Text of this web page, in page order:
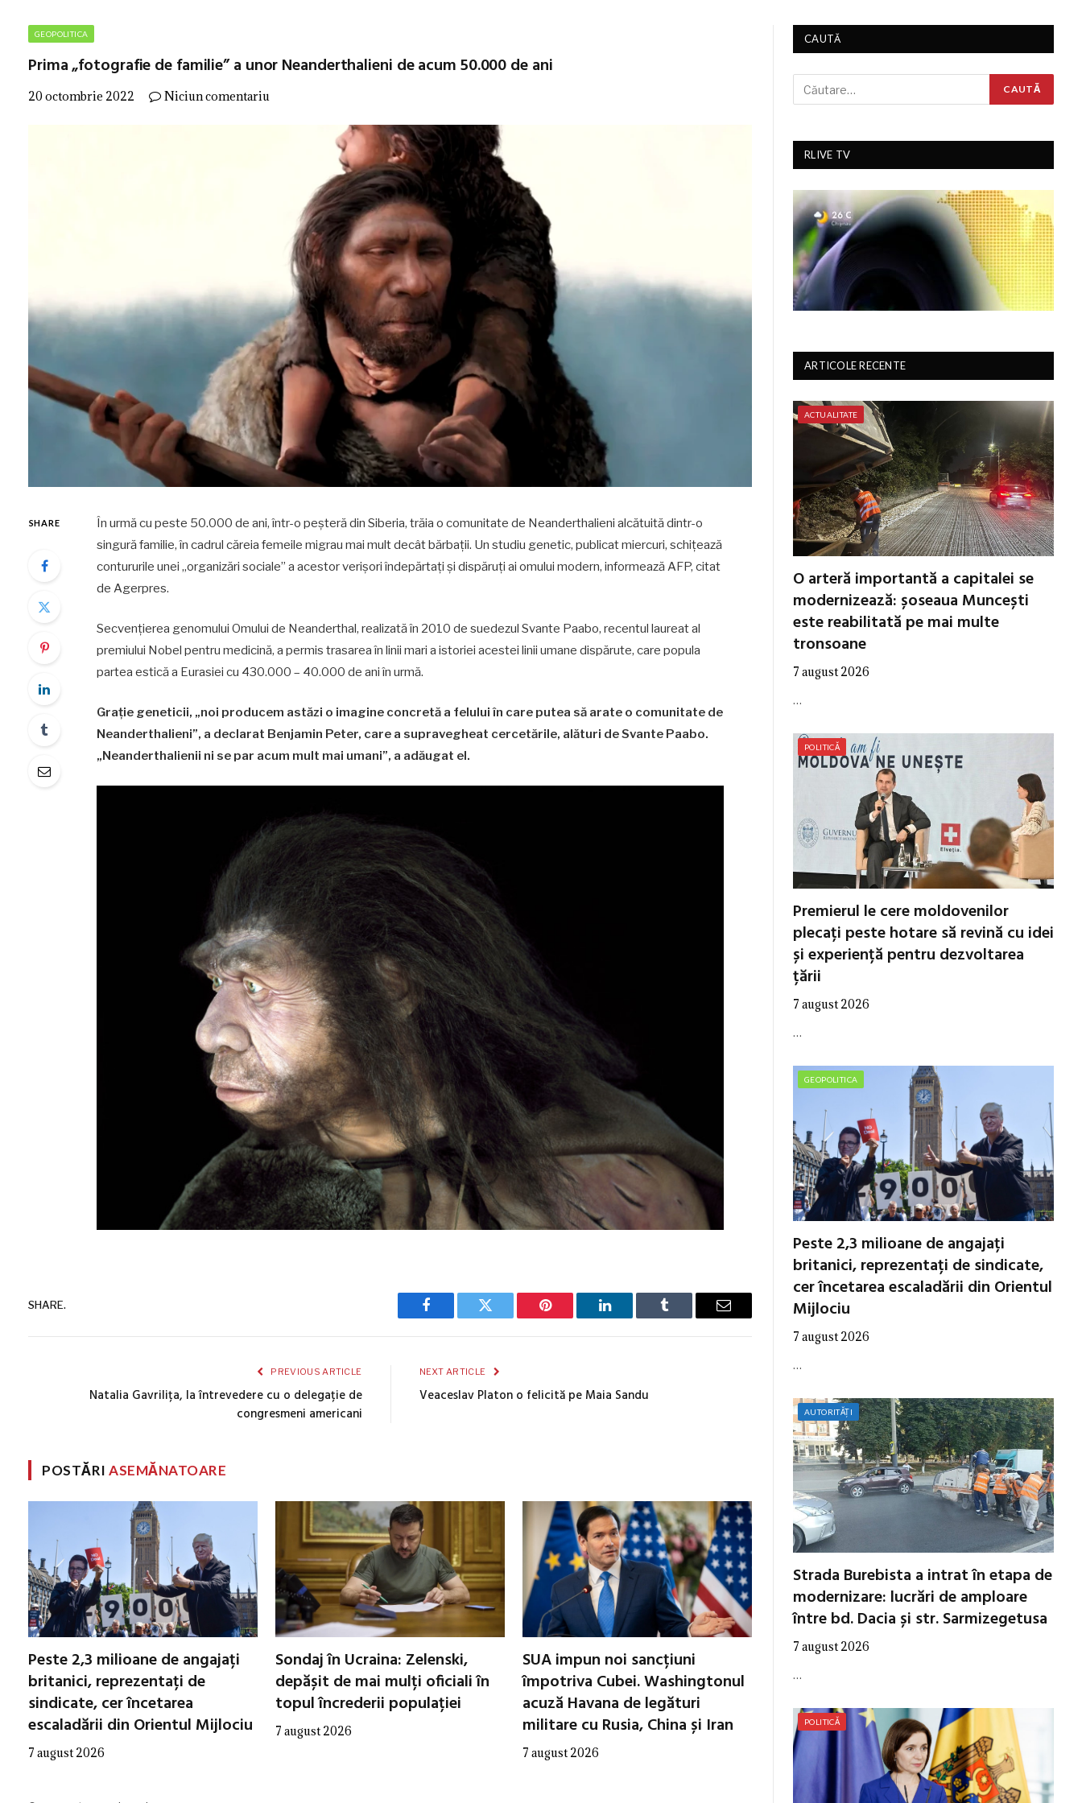
GEOPOLITICA
Prima „fotografie de familie” a unor Neanderthalieni de acum 50.000 de ani
20 octombrie 2022 Niciun comentariu
SHARE
În urmă cu peste 50.000 de ani, într-o peșteră din Siberia, trăia o comunitate de Neanderthalieni alcătuită dintr-o
singură familie, în cadrul căreia femeile migrau mai mult decât bărbații. Un studiu genetic, publicat miercuri, schițează
contururile unei „organizări sociale” a acestor verișori îndepărtați și dispăruți ai omului modern, informează AFP, citat
de Agerpres.
Secvențierea genomului Omului de Neanderthal, realizată în 2010 de suedezul Svante Paabo, recentul laureat al
premiului Nobel pentru medicină, a permis trasarea în linii mari a istoriei acestei linii umane dispărute, care popula
partea estică a Eurasiei cu 430.000 – 40.000 de ani în urmă.
Grație geneticii, „noi producem astăzi o imagine concretă a felului în care putea să arate o comunitate de
Neanderthalieni”, a declarat Benjamin Peter, care a supravegheat cercetările, alături de Svante Paabo.
„Neanderthalienii ni se par acum mult mai umani”, a adăugat el.
SHARE.
Facebook Twitter Pinterest LinkedIn Tumblr Email
PREVIOUS ARTICLE
Natalia Gavrilița, la întrevedere cu o delegație de
congresmeni americani
NEXT ARTICLE
Veaceslav Platon o felicită pe Maia Sandu
POSTĂRIASEMĂNATOARE
Peste 2,3 milioane de angajați
britanici, reprezentați de
sindicate, cer încetarea
escaladării din Orientul Mijlociu
7 august 2026
Sondaj în Ucraina: Zelenski,
depășit de mai mulți oficiali în
topul încrederii populației
7 august 2026
SUA impun noi sancțiuni
împotriva Cubei. Washingtonul
acuză Havana de legături
militare cu Rusia, China și Iran
7 august 2026
CAUTĂ
RLIVE TV
ARTICOLE RECENTE
ACTUALITATE
O arteră importantă a capitalei se
modernizează: șoseaua Muncești
este reabilitată pe mai multe
tronsoane
7 august 2026
…
POLITICĂ
Premierul le cere moldovenilor
plecați peste hotare să revină cu idei
și experiență pentru dezvoltarea
țării
7 august 2026
…
GEOPOLITICA
Peste 2,3 milioane de angajați
britanici, reprezentați de sindicate,
cer încetarea escaladării din Orientul
Mijlociu
7 august 2026
…
AUTORITĂȚI
Strada Burebista a intrat în etapa de
modernizare: lucrări de amploare
între bd. Dacia și str. Sarmizegetusa
7 august 2026
…
POLITICĂ